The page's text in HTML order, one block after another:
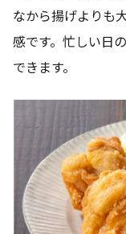
なから揚げよりも
感です。忙しい日
できます。